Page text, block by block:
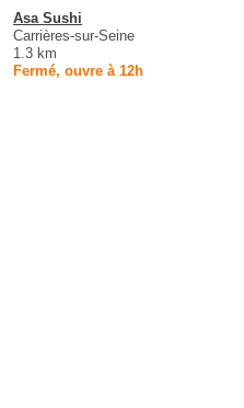
Asa Sushi
Carrières-sur-Seine
1.3 km
Fermé, ouvre à 12h